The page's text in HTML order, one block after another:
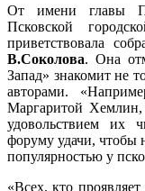
От имени главы
Псковской
приветствовала
В.Соколова. Она
Запад» знакомит не
авторами.
Маргаритой
удовольствием их
форуму удачи, чтобы
популярностью у
«Всех, кто